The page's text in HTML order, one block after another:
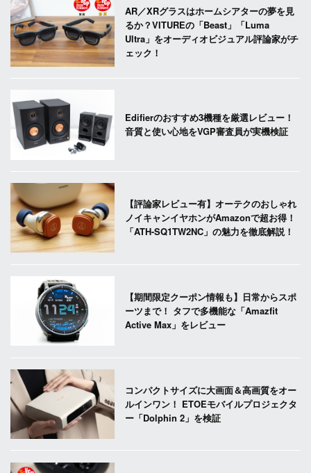
AR／XRグラスはホームシアターの夢を見
るか？VITUREの「Beast」「Luma
Ultra」をオーディオビジュアル評論家がチ
ェック！
Edifierのおすすめ3機種を厳選レビュー！
音質と使い心地をVGP審査員が実機検証
【評論家レビュー有】オーテクのおしゃれ
ノイキャンイヤホンがAmazonで超お得！
「ATH-SQ1TW2NC」の魅力を徹底解説！
【期間限定クーポン情報も】日常からスポ
ーツまで！ タフで多機能な「Amazfit
Active Max」をレビュー
コンパクトサイズに大画面＆高画質をオー
ルインワン！ ETOEモバイルプロジェクタ
ー「Dolphin 2」を検証